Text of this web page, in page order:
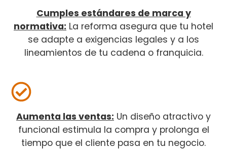
Cumples estándares de marca y
normativa: La reforma asegura que tu hotel
se adapte a exigencias legales y a los
lineamientos de tu cadena o franquicia.
Aumenta las ventas: Un diseño atractivo y
funcional estimula la compra y prolonga el
tiempo que el cliente pasa en tu negocio.